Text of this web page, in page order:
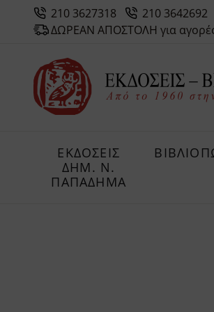
210 3627318 210 3642692
ΔΩΡΕΑΝ ΑΠΟΣΤΟΛΗ για
ΕΚΔΟΣΕΙΣ
ΔHM. Ν.
ΠΑΠΑΔΗΜΑ